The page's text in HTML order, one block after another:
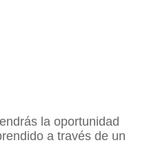
la oportunidad
a través de un